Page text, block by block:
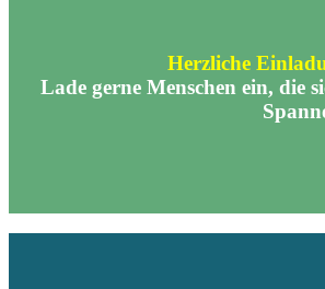
Herzliche
Lade gerne Menschen ein, die